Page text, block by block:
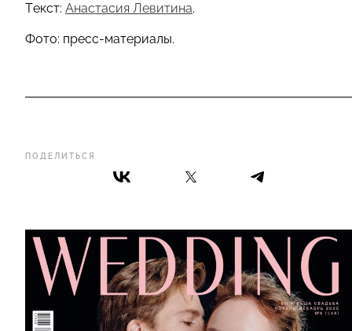
ПОДЕЛИТЬСЯ
Текст: Анастасия Левитина.
Фото: пресс-материалы.